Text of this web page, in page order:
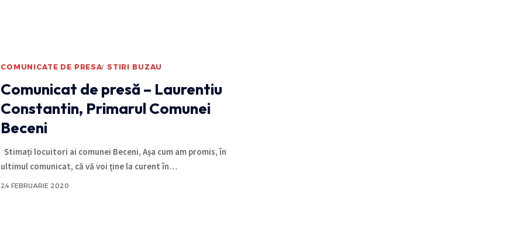
COMUNICATE DE PRESA STIRI BUZAU
Comunicat de presă – Laurentiu
Constantin, Primarul Comunei
Beceni
Stimați locuitori ai comunei Beceni, Așa cum am promis, în
ultimul comunicat, că vă voi ține la curent în…
24 FEBRUARIE 2020